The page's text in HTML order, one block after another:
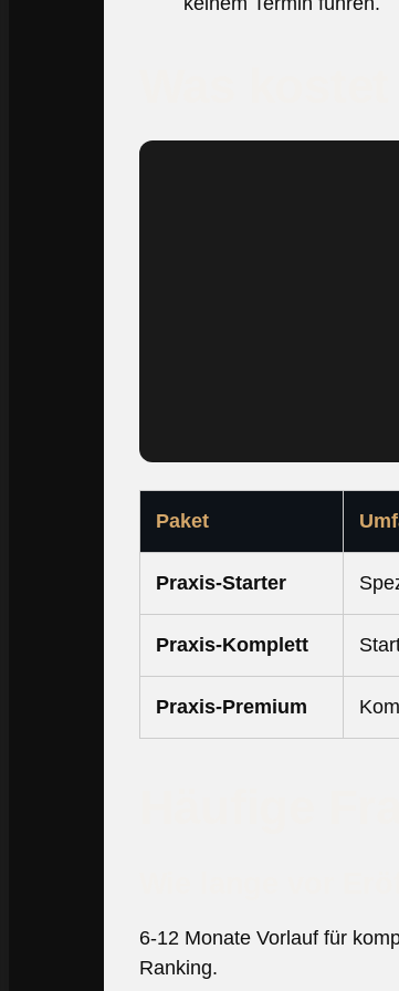
Paket
Praxis-Starter
Praxis-Komplett
Praxis-Premium
6-12 Monate Vorlauf für
Ranking.